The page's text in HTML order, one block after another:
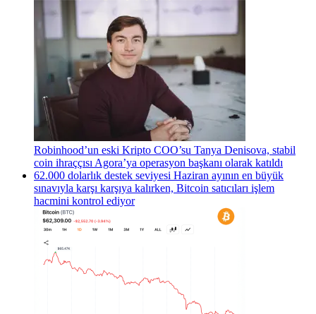
Robinhood’un eski Kripto COO’su Tanya Denisova, stabil
coin ihraççısı Agora’ya operasyon başkanı olarak katıldı
62.000 dolarlık destek seviyesi Haziran ayının en büyük
sınavıyla karşı karşıya kalırken, Bitcoin satıcıları işlem
hacmini kontrol ediyor